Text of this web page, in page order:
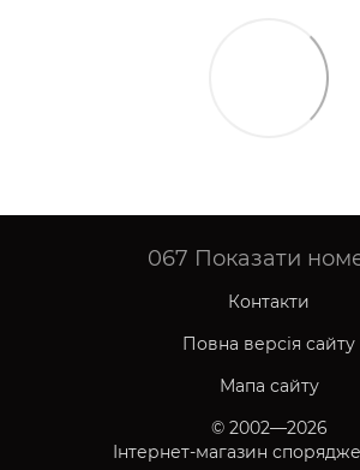
067 Показати
Контакти
Повна версія сайту
Мапа сайту
© 2002—2026
Інтернет-магазин